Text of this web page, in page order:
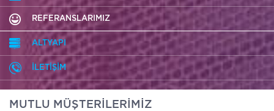
REFERANSLARIMIZ
ALTYAPI
İLETİŞİM
MUTLU MÜŞTERİLERİMİZ